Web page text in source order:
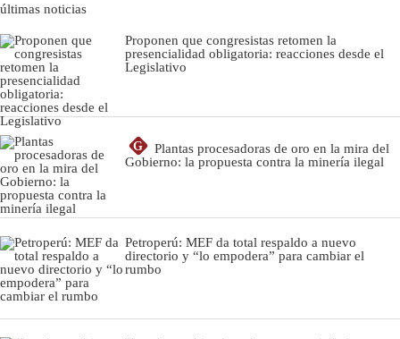
últimas noticias
Proponen que congresistas retomen la
presencialidad obligatoria: reacciones desde el
Legislativo
G
Plantas procesadoras de oro en la mira del
Gobierno: la propuesta contra la minería ilegal
Petroperú: MEF da total respaldo a nuevo
directorio y “lo empodera” para cambiar el
rumbo